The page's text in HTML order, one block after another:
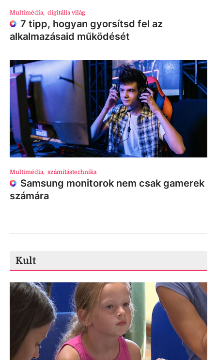
Multimédia, digitális világ
7 tipp, hogyan gyorsítsd fel az
alkalmazásaid működését
Multimédia, számítástechnika
Samsung monitorok nem csak gamerek
számára
Kult